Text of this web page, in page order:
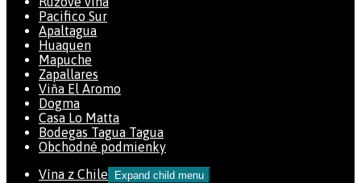
Pacifico Sur
Apaltagua
Huaquen
Mapuche
Zapallares
Viňa El Aromo
Dogma
Casa Lo Matta
Bodegas Tagua Tagua
Obchodné podmienky
Vína z Chile
Expand child menu